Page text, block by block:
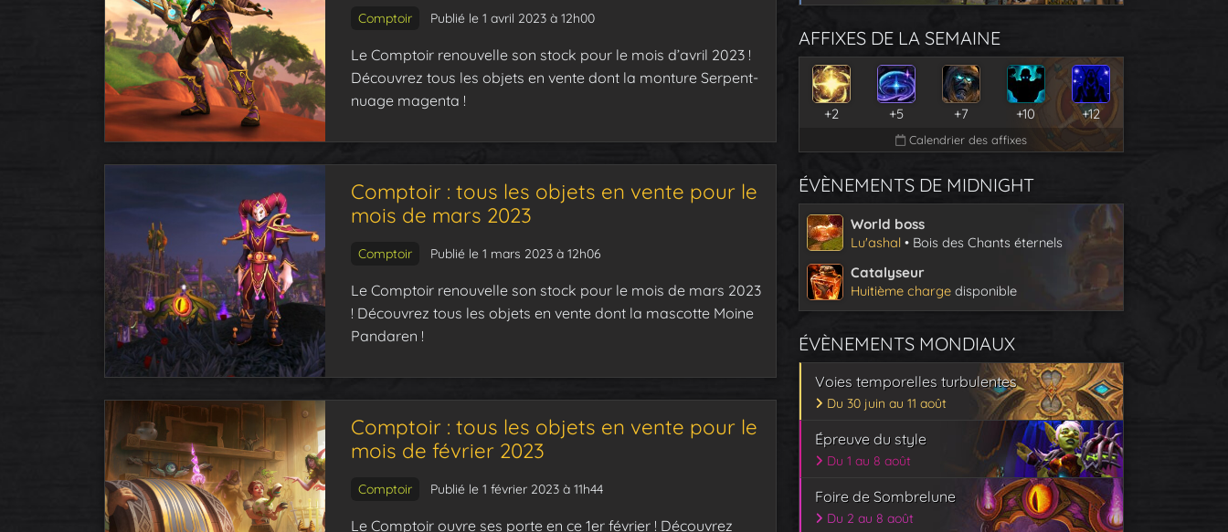
Comptoir Publié le 1 avril 2023 à 12h00
Le Comptoir renouvelle son stock pour le mois d’avril 2023 !
Découvrez tous les objets en vente dont la monture Serpent-
nuage magenta !
Comptoir : tous les objets en vente pour le
mois de mars 2023
Comptoir Publié le 1 mars 2023 à 12h06
Le Comptoir renouvelle son stock pour le mois de mars 2023
! Découvrez tous les objets en vente dont la mascotte Moine
Pandaren !
Comptoir : tous les objets en vente pour le
mois de février 2023
Comptoir Publié le 1 février 2023 à 11h44
Le Comptoir ouvre ses porte en ce 1er février ! Découvrez
AFFIXES DE LA SEMAINE
+2 +5 +7 +10 +12
Calendrier des affixes
ÉVÈNEMENTS DE MIDNIGHT
World boss
Lu'ashal • Bois des Chants éternels
Catalyseur
Huitième charge disponible
ÉVÈNEMENTS MONDIAUX
Voies temporelles turbulentes
Du 30 juin au 11 août
Épreuve du style
Du 1 au 8 août
Foire de Sombrelune
Du 2 au 8 août